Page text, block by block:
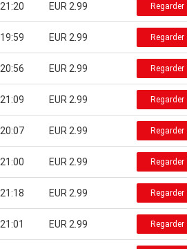
21:20 EUR 2.99 Regarder
19:59 EUR 2.99 Regarder
20:56 EUR 2.99 Regarder
21:09 EUR 2.99 Regarder
20:07 EUR 2.99 Regarder
21:00 EUR 2.99 Regarder
21:18 EUR 2.99 Regarder
21:01 EUR 2.99 Regarder